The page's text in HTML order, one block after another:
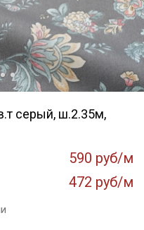
серый, ш.2.35м,
590 руб/м
472 руб/м